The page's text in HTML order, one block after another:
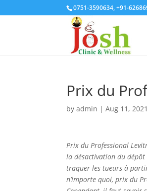
0751-3590634, +91-
Prix du
byadmin |Aug 11, 2021
Prix du Professional
la désactivation du
traquer les tueurs à partir
n’importe quoi,prix du